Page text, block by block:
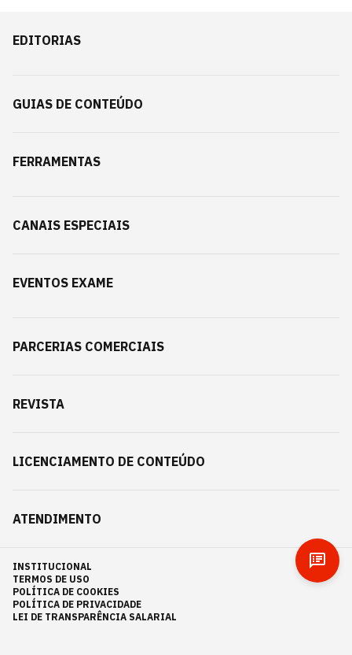
EDITORIAS
GUIAS DE CONTEÚDO
FERRAMENTAS
CANAIS ESPECIAIS
EVENTOS EXAME
PARCERIAS COMERCIAIS
REVISTA
LICENCIAMENTO DE CONTEÚDO
ATENDIMENTO
INSTITUCIONAL
TERMOS DE USO
POLÍTICA DE COOKIES
POLÍTICA DE PRIVACIDADE
LEI DE TRANSPARÊNCIA SALARIAL